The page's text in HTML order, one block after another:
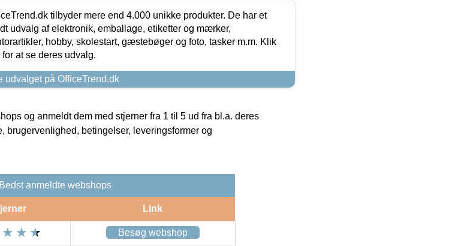
tilbyder mere end 4.000 unikke produkter. De har et
udvalg af elektronik, emballage, etiketter og mærker,
hobby, skolestart, gæstebøger og foto, tasker m.m. Klik
for at se deres udvalg.
udvalget på OfficeTrend.dk
og anmeldt dem med stjerner fra 1 til 5 ud fra bl.a. deres
brugervenlighed, betingelser, leveringsformer og
Bedst anmeldte webshops
Link
Besøg webshop